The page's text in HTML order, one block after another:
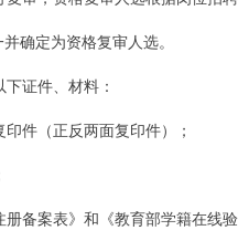
确定为资格复审人选。
证件、材料：
件（正反两面复印件）；
备案表》和《教育部学籍在线验